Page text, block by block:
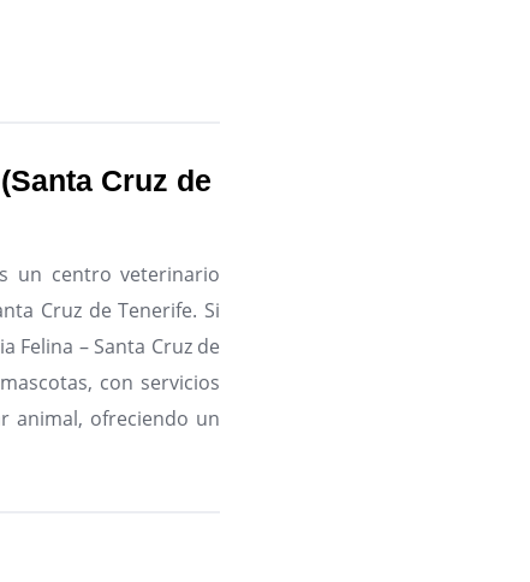
Cruz de
un centro veterinario
Cruz de Tenerife. Si
Felina – Santa Cruz de
con servicios
animal, ofreciendo un